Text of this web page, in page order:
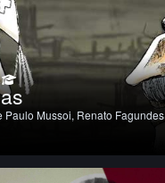
Paulo Mussoi, Renato Fagundes